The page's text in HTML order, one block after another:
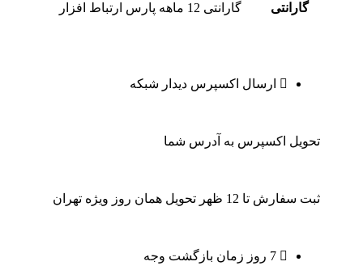
گارانتی گارانتی 12 ماهه پارس ارتباط افزار
ارسال اکسپرس دیدار شبکه
تحویل اکسپرس به آدرس شما
ثبت سفارش تا 12 ظهر تحویل همان روز ویژه تهران
7 روز زمان بازگشت وجه